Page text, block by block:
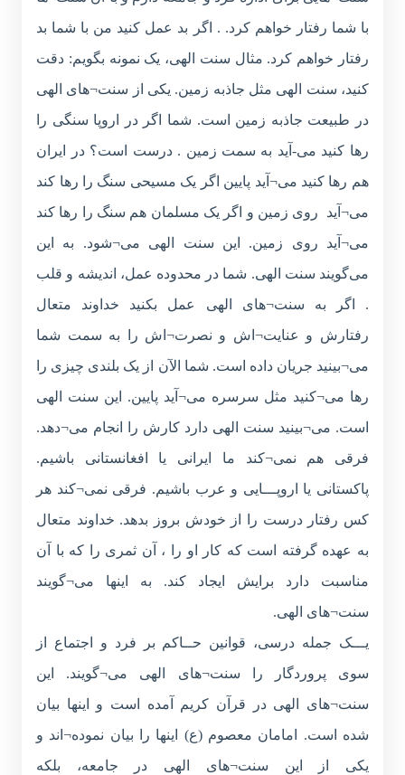
با شما رفتار خواهم کرد. . اگر بد عمل کنید من با شما بد
رفتار خواهم کرد. مثال سنت الهی، یک نمونه بگویم: دقت
کنید، سنت الهی مثل جاذبه زمین. یکی از سنت¬های الهی
در طبیعت جاذبه زمین است. شما اگر در اروپا سنگی را
رها کنید می-آید به سمت زمین . درست است؟ در ایران
هم رها کنید می¬آید پایین اگر یک مسیحی سنگ را رها کند
می¬آید روی زمین و اگر یک مسلمان هم سنگ را رها کند
می¬آید روی زمین. این سنت الهی می¬شود. به این
می‌گویند سنت الهی. شما در محدوده عمل، اندیشه و قلب
. اگر به سنت¬های الهی عمل بکنید خداوند متعال
رفتارش و عنایت¬اش و نصرت¬اش را به سمت شما
می¬بینید جریان داده است. شما الآن از یک بلندی چیزی را
رها می¬کنید مثل سرسره می¬آید پایین. این سنت الهی
است. می¬بینید سنت الهی دارد کارش را انجام می¬دهد.
فرقی هم نمی¬کند ما ایرانی یا افغانستانی باشیم.
پاکستانی یا اروپـــایی و عرب باشیم. فرقی نمی¬کند هر
کس رفتار درست را از خودش بروز بدهد. خداوند متعال
به عهده گرفته است که کار او را ، آن ثمری را که با آن
مناسبت دارد برایش ایجاد کند. به اینها می¬گویند
سنت¬های الهی.
یـــک جمله درسی، قوانین حــاکم بر فرد و اجتماع از
سوی پروردگار را سنت¬های الهی می¬گویند. این
سنت¬های الهی در قرآن کریم آمده است و اینها بیان
شده است. امامان معصوم (ع) اینها را بیان نموده¬اند و
یکی از این سنت¬های الهی در جامعه، بلکه